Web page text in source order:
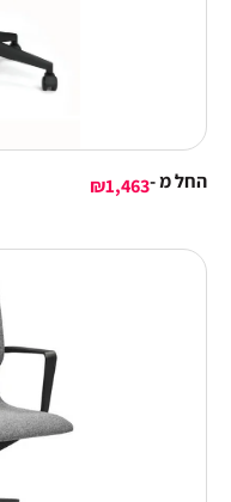
החל מ - ₪1,463